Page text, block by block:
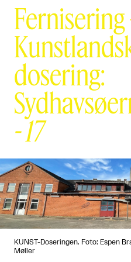
dosering:
-17
KUNST-Doseringen. Foto: Espen
Møller